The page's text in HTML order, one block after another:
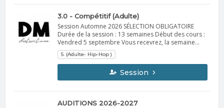
Informations supplémentaires à venir en octobre.
DM
3.0 - Compétitif (Adulte)
Session Automne 2026 SÉLECTION OBLIGATOIRE
Durée de la session : 13 semaines Début des cours :
Vendred 5 septembre Vous recevrez, la semaine
précédant le début de la session, un courriel
contenant toutes les informations importantes. À
apporter : Vêtements confortables de sport
Spectacle de fin de session : 4 au 6 décembre.
5. (Adulte- Hip-Hop )
Session
AUDITIONS 2026-2027